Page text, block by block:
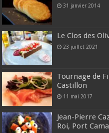
31 janvier 2014
Le Clos des
23 juillet 2021
Tournage de
Castillon
11 mai 2017
Jean-Pierre
Roi, Port